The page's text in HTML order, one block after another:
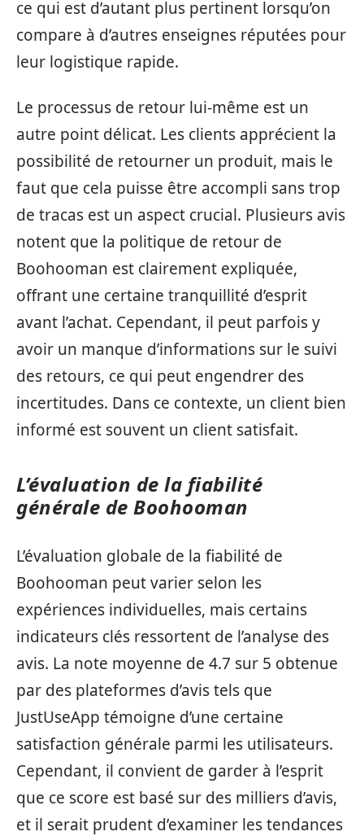
ce qui est d’autant plus pertinent lorsqu’on
compare à d’autres enseignes réputées pour
leur logistique rapide.
Le processus de retour lui-même est un
autre point délicat. Les clients apprécient la
possibilité de retourner un produit, mais le
faut que cela puisse être accompli sans trop
de tracas est un aspect crucial. Plusieurs avis
notent que la politique de retour de
Boohooman est clairement expliquée,
offrant une certaine tranquillité d’esprit
avant l’achat. Cependant, il peut parfois y
avoir un manque d’informations sur le suivi
des retours, ce qui peut engendrer des
incertitudes. Dans ce contexte, un client bien
informé est souvent un client satisfait.
L’évaluation de la fiabilité
générale de Boohooman
L’évaluation globale de la fiabilité de
Boohooman peut varier selon les
expériences individuelles, mais certains
indicateurs clés ressortent de l’analyse des
avis. La note moyenne de 4.7 sur 5 obtenue
par des plateformes d’avis tels que
JustUseApp témoigne d’une certaine
satisfaction générale parmi les utilisateurs.
Cependant, il convient de garder à l’esprit
que ce score est basé sur des milliers d’avis,
et il serait prudent d’examiner les tendances